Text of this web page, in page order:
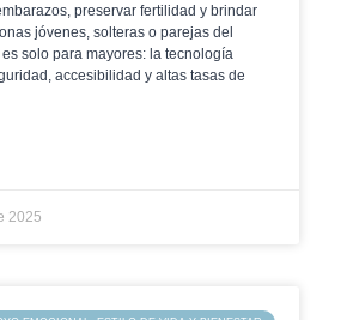
preservar fertilidad y brindar
jóvenes, solteras o parejas del
solo para mayores: la tecnología
accesibilidad y altas tasas de
2025